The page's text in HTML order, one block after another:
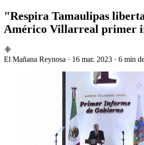
"Respira Tamaulipas
Américo Villarreal primer
El Mañana Reynosa · 16 mar. 2023 · 6 min